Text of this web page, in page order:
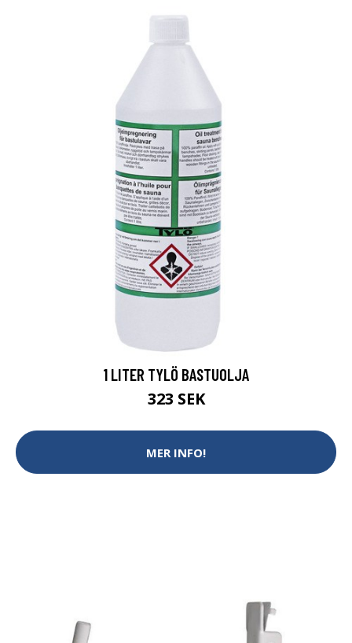
1 LITER TYLÖ BASTUOLJA
323 SEK
MER INFO!